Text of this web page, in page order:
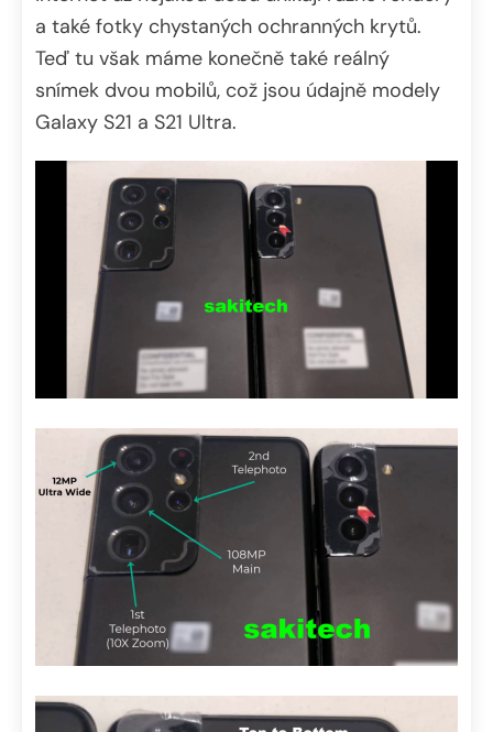
a také fotky chystaných ochranných krytů.
Teď tu však máme konečně také reálný
snímek dvou mobilů, což jsou údajně modely
Galaxy S21 a S21 Ultra.